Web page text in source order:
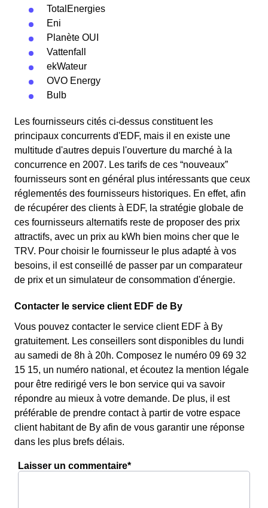
TotalEnergies
Eni
Planète OUI
Vattenfall
ekWateur
OVO Energy
Bulb
Les fournisseurs cités ci-dessus constituent les
principaux concurrents d'EDF, mais il en existe une
multitude d'autres depuis l'ouverture du marché à la
concurrence en 2007. Les tarifs de ces “nouveaux”
fournisseurs sont en général plus intéressants que ceux
réglementés des fournisseurs historiques. En effet, afin
de récupérer des clients à EDF, la stratégie globale de
ces fournisseurs alternatifs reste de proposer des prix
attractifs, avec un prix au kWh bien moins cher que le
TRV. Pour choisir le fournisseur le plus adapté à vos
besoins, il est conseillé de passer par un comparateur
de prix et un simulateur de consommation d'énergie.
Contacter le service client EDF de By
Vous pouvez contacter le service client EDF à By
gratuitement. Les conseillers sont disponibles du lundi
au samedi de 8h à 20h. Composez le numéro 09 69 32
15 15, un numéro national, et écoutez la mention légale
pour être redirigé vers le bon service qui va savoir
répondre au mieux à votre demande. De plus, il est
préférable de prendre contact à partir de votre espace
client habitant de By afin de vous garantir une réponse
dans les plus brefs délais.
Laisser un commentaire*